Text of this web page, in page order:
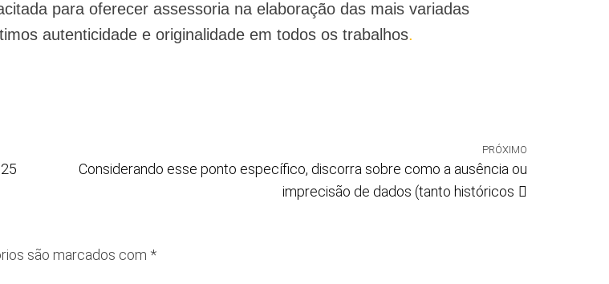
para oferecer assessoria na elaboração das mais variadas
autenticidade e originalidade em todos os trabalhos.
PRÓXIMO
Considerando esse ponto específico, discorra sobre como a ausência ou
imprecisão de dados (tanto históricos
são marcados com *